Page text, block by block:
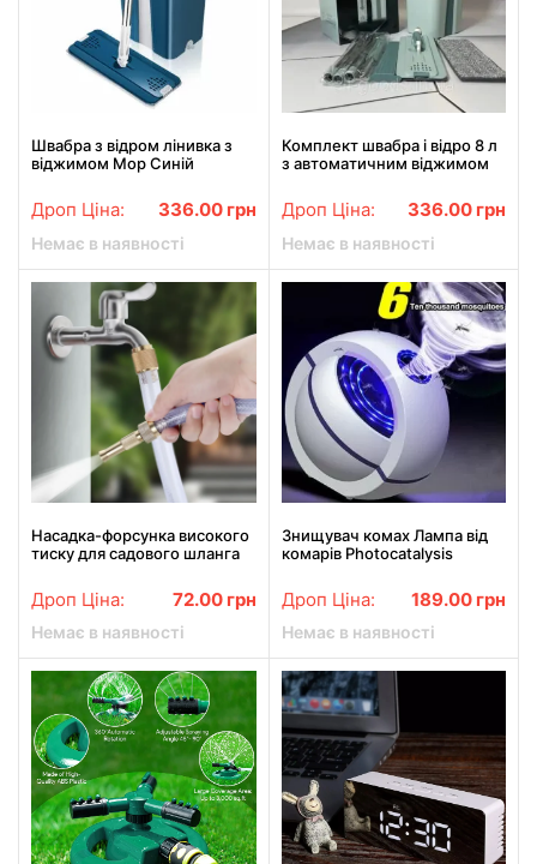
Швабра з відром лінивка з
віджимом Mop Синій
Дроп Ціна: 336.00 грн
Немає в наявності
Комплект швабра і відро 8 л
з автоматичним віджимом
Дроп Ціна: 336.00 грн
Немає в наявності
Насадка-форсунка високого
тиску для садового шланга
GUN
Дроп Ціна: 72.00 грн
Немає в наявності
Знищувач комах Лампа від
комарів Photocatalysis
Дроп Ціна: 189.00 грн
Немає в наявності